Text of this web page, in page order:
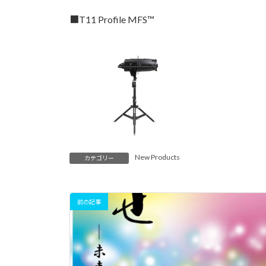
■T11 Profile MFS™
カテゴリー New Products
前の記事